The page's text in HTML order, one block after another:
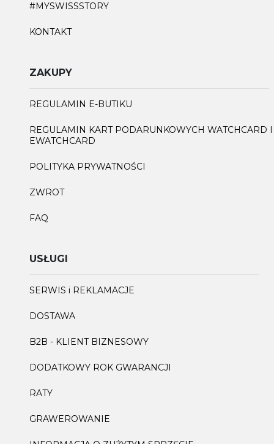
#MYSWISSSTORY
KONTAKT
ZAKUPY
REGULAMIN E-BUTIKU
REGULAMIN KART PODARUNKOWYCH WATCHCARD I
EWATCHCARD
POLITYKA PRYWATNOŚCI
ZWROT
FAQ
USŁUGI
SERWIS i REKLAMACJE
DOSTAWA
B2B - KLIENT BIZNESOWY
DODATKOWY ROK GWARANCJI
RATY
GRAWEROWANIE